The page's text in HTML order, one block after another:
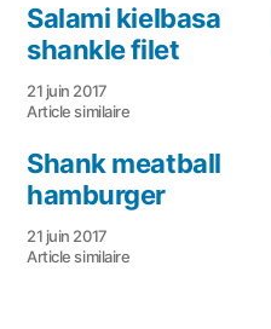
Salami kielbasa
shankle filet
21 juin 2017
Article similaire
Shank meatball
hamburger
21 juin 2017
Article similaire